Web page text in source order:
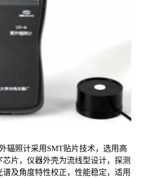
辐照计采用SMT贴片技术，选用高
片，仪器外壳为流线型设计，探测
及角度特性校正，性能稳定，适用